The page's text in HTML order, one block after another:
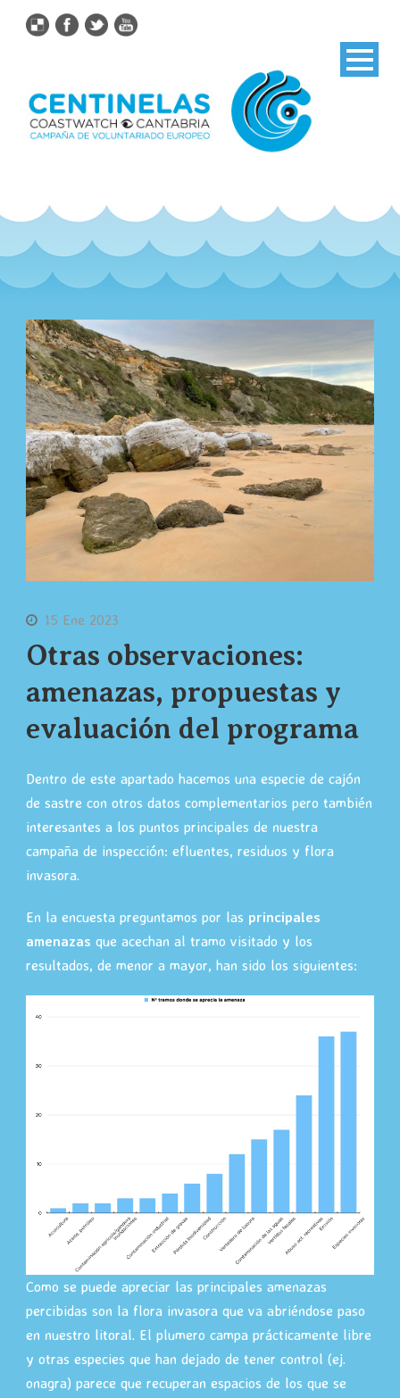
15 Ene 2023
Otras observaciones:
amenazas, propuestas y
evaluación del programa
Dentro de este apartado hacemos una especie de cajón
de sastre con otros datos complementarios pero también
interesantes a los puntos principales de nuestra
campaña de inspección: efluentes, residuos y flora
invasora.
En la encuesta preguntamos por las principales
amenazas que acechan al tramo visitado y los
resultados, de menor a mayor, han sido los siguientes:
Como se puede apreciar las principales amenazas
percibidas son la flora invasora que va abriéndose paso
en nuestro litoral. El plumero campa prácticamente libre
y otras especies que han dejado de tener control (ej.
onagra) parece que recuperan espacios de los que se